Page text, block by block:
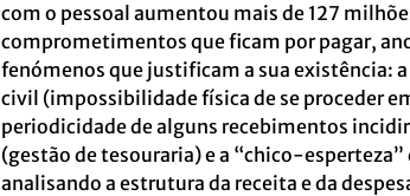
com o pessoal aumentou mais de 127
comprometimentos que ficam por pagar,
fenómenos que justificam a sua existência:
civil (impossibilidade física de se proceder
periodicidade de alguns recebimentos
(gestão de tesouraria) e a “chico-
analisando a estrutura da receita e da